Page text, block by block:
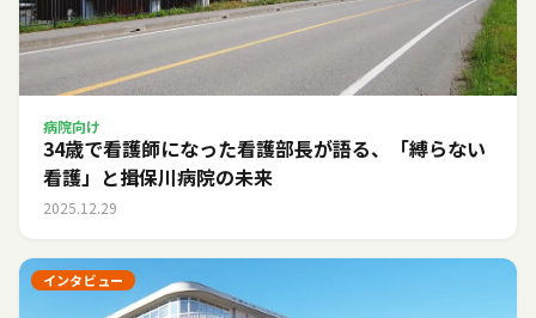
病院向け
34歳で看護師になった看護部長が語る、「縛らない
看護」と揖保川病院の未来
2025.12.29
インタビュー